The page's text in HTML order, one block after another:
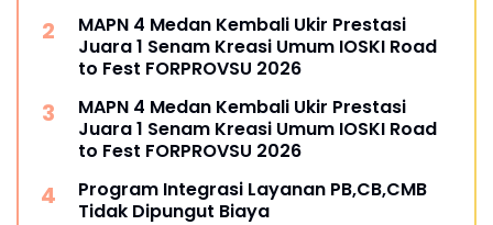
MAPN 4 Medan Kembali Ukir Prestasi
Juara 1 Senam Kreasi Umum IOSKI Road
to Fest FORPROVSU 2026
MAPN 4 Medan Kembali Ukir Prestasi
Juara 1 Senam Kreasi Umum IOSKI Road
to Fest FORPROVSU 2026
Program Integrasi Layanan PB,CB,CMB
Tidak Dipungut Biaya